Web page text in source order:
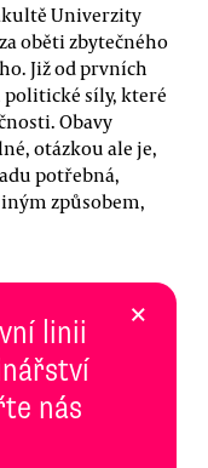
Univerzity
oběti zbytečného
Již od prvních
politické síly, které
Obavy
otázkou ale je,
potřebná,
způsobem,
linii
nás
×